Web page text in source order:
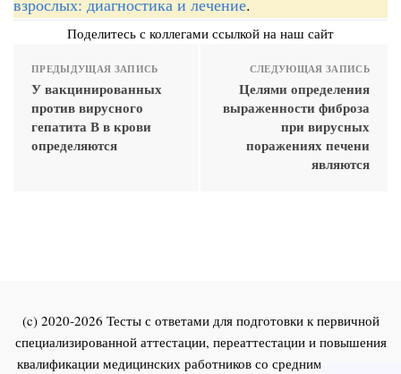
Поделитесь с коллегами ссылкой на наш сайт
ПРЕДЫДУЩАЯ ЗАПИСЬ
У вакцинированных
против вирусного
гепатита В в крови
определяются
СЛЕДУЮЩАЯ ЗАПИСЬ
Целями определения
выраженности фиброза
при вирусных
поражениях печени
являются
(c) 2020-2026 Тесты с ответами для подготовки к первичной
специализированной аттестации, переаттестации и повышения
квалификации медицинских работников со средним и высшим